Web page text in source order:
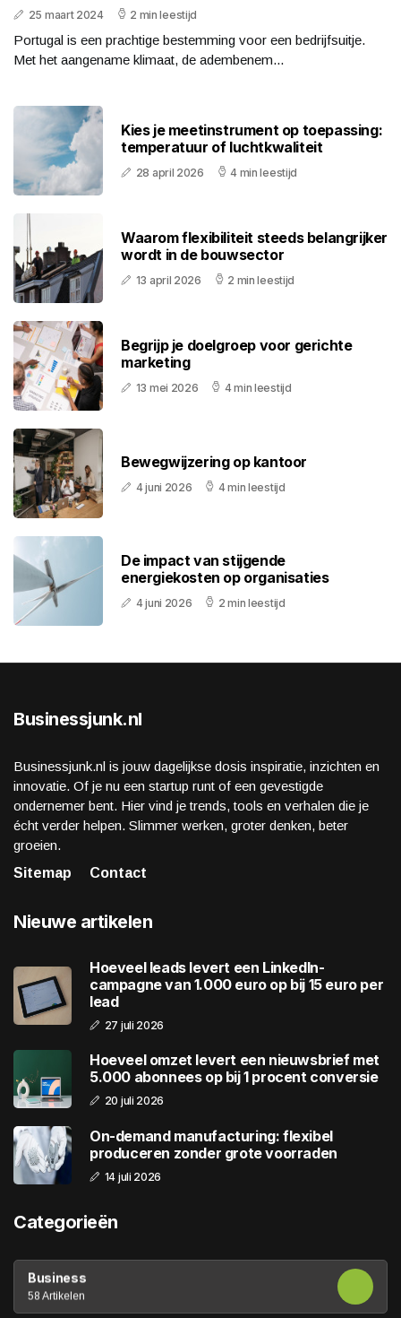
25 maart 2024 2 min leestijd
Portugal is een prachtige bestemming voor een bedrijfsuitje.
Met het aangename klimaat, de adembenem...
Kies je meetinstrument op toepassing:
temperatuur of luchtkwaliteit
28 april 2026 4 min leestijd
Waarom flexibiliteit steeds belangrijker
wordt in de bouwsector
13 april 2026 2 min leestijd
Begrijp je doelgroep voor gerichte
marketing
13 mei 2026 4 min leestijd
Bewegwijzering op kantoor
4 juni 2026 4 min leestijd
De impact van stijgende
energiekosten op organisaties
4 juni 2026 2 min leestijd
Businessjunk.nl
Businessjunk.nl is jouw dagelijkse dosis inspiratie, inzichten en
innovatie. Of je nu een startup runt of een gevestigde
ondernemer bent. Hier vind je trends, tools en verhalen die je
écht verder helpen. Slimmer werken, groter denken, beter
groeien.
Sitemap
Contact
Nieuwe artikelen
Hoeveel leads levert een LinkedIn-
campagne van 1.000 euro op bij 15 euro per
lead
27 juli 2026
Hoeveel omzet levert een nieuwsbrief met
5.000 abonnees op bij 1 procent conversie
20 juli 2026
On-demand manufacturing: flexibel
produceren zonder grote voorraden
14 juli 2026
Categorieën
Business
58 Artikelen